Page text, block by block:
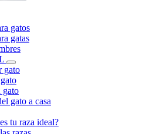
gatos
gatas
gato
gato
gato a casa
tu raza ideal?